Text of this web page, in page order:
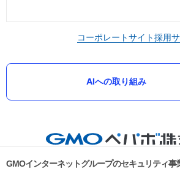
コーポレートサイト採用
AIへの取り組み
GMOインターネットグループのセキュリティ事